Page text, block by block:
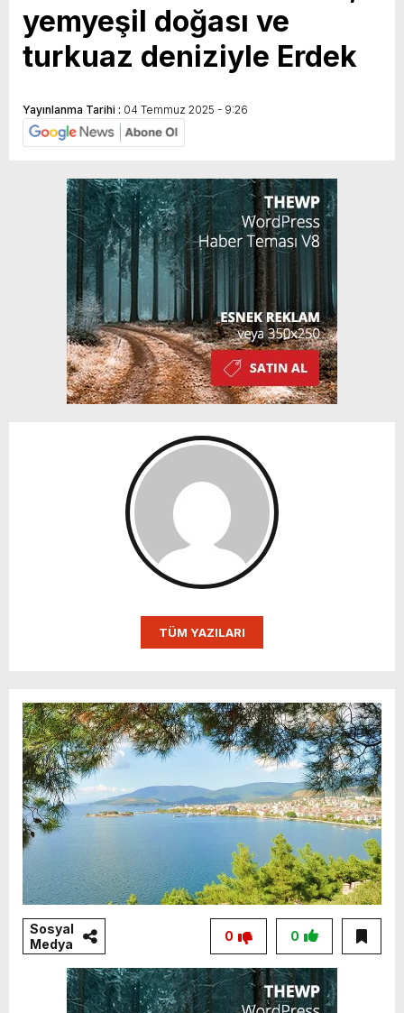
yemyeşil doğası ve
turkuaz deniziyle Erdek
Yayınlanma Tarihi : 04 Temmuz 2025 - 9:26
TÜM YAZILARI
Sosyal
Medya
0
0